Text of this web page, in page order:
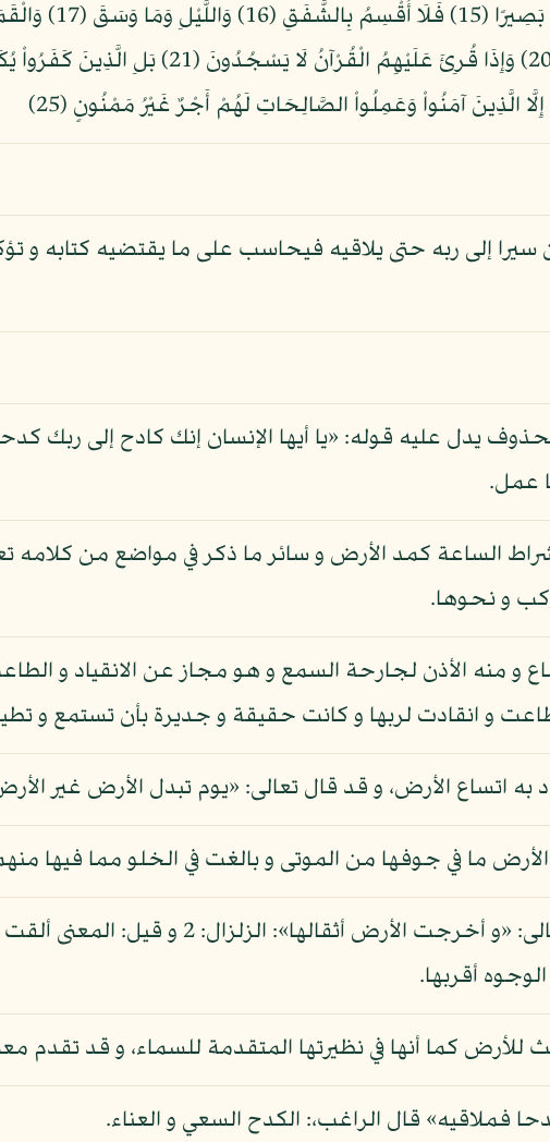
سيرا إلى ربه حتى يلاقيه فيحاسب على ما يقتضيه كتابه و
يدل عليه قوله: «يا أيها الإنسان إنك كادح إلى ربك
عمل.
الساعة كمد الأرض و سائر ما ذكر في مواضع من كلامه
و نحوها.
و منه الأذن لجارحة السمع و هو مجاز عن الانقياد و
و انقادت لربها و كانت حقيقة و جديرة بأن تستمع و
اتساع الأرض، و قد قال تعالى: «يوم تبدل الأرض غير
ما في جوفها من الموتى و بالغت في الخلو مما فيها
و قيل: المراد إلقائها الموتى و الكنوز كما قال تعالى: «و
أقربها.
كما أنها في نظيرتها المتقدمة للسماء، و قد تقدم
فملاقيه» قال الراغب،: الكدح السعي و العناء.